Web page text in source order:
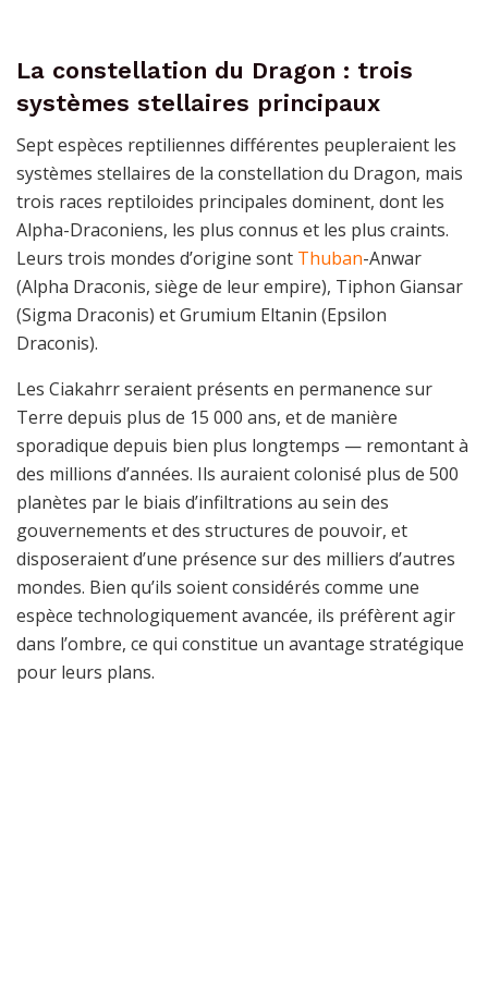
La constellation du Dragon : trois
systèmes stellaires principaux
Sept espèces reptiliennes différentes peupleraient les
systèmes stellaires de la constellation du Dragon, mais
trois races reptiloides principales dominent, dont les
Alpha-Draconiens, les plus connus et les plus craints.
Leurs trois mondes d’origine sont Thuban-Anwar
(Alpha Draconis, siège de leur empire), Tiphon Giansar
(Sigma Draconis) et Grumium Eltanin (Epsilon
Draconis).
Les Ciakahrr seraient présents en permanence sur
Terre depuis plus de 15 000 ans, et de manière
sporadique depuis bien plus longtemps — remontant à
des millions d’années. Ils auraient colonisé plus de 500
planètes par le biais d’infiltrations au sein des
gouvernements et des structures de pouvoir, et
disposeraient d’une présence sur des milliers d’autres
mondes. Bien qu’ils soient considérés comme une
espèce technologiquement avancée, ils préfèrent agir
dans l’ombre, ce qui constitue un avantage stratégique
pour leurs plans.